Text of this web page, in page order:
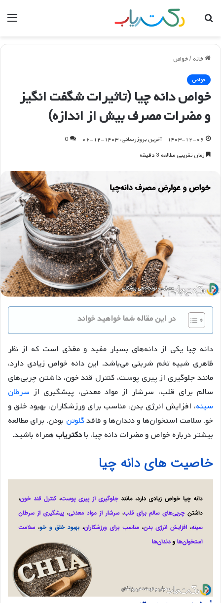
جستجو
خانه /خواص
خواص
خواص دانه چیا (تاثیرات شگفت انگیز
و مضرات مصرف بیش از اندازه)
۱۴۰۳-۱۲-۰۶ آخرین بروزرسانی: ۱۴۰۳-۱۲-۰۶
0
زمان تقریبی مطالعه 3 دقیقه
در این مقاله شما خواهید خواند
دانه چیا یکی از دانه‌های بسیار مفید و مغذی است که از نظر
ظاهری شبیه تخم شربتی می‌باشد. این دانه خواص زیادی دارد،
مانند جلوگیری از پیری پوست، کنترل قند خون، داشتن چربی‌های
سالم برای قلب، سرشار از مواد معدنی، پیشگیری از سرطان
سینه، افزایش انرژی بدن، مناسب برای ورزشکاران، بهبود خلق و
خو، سلامت استخوان‌ها و دندان‌ها و فاقدگلوتن بودن. برای مطالعه
بیشتر درباره خواص و مضرات دانه چیا، بادکتریاب همراه باشید.
خاصیت های دانه چیا‌